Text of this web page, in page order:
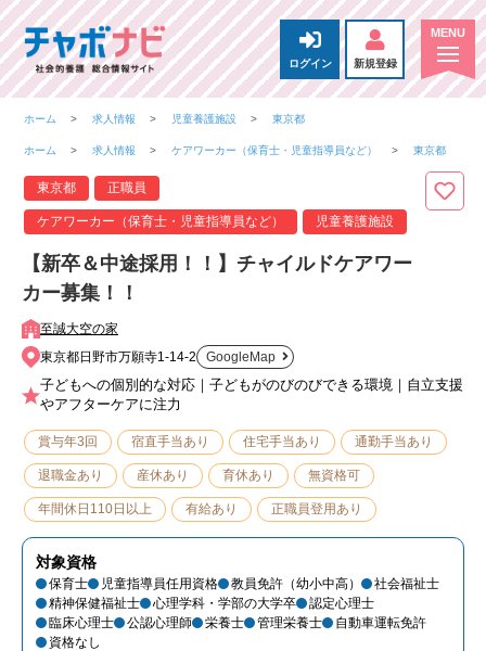
ログイン 新規登録
ホーム 求人情報 児童養護施設 東京都
ホーム 求人情報 ケアワーカー（保育士・児童指導員など） 東京都
東京都 正職員
ケアワーカー（保育士・児童指導員など） 児童養護施設
【新卒＆中途採用！！】チャイルドケアワー
カー募集！！
至誠大空の家
東京都日野市万願寺1-14-2
GoogleMap
子どもへの個別的な対応｜子どもがのびのびできる環境｜自立支援
やアフターケアに注力
賞与年3回 宿直手当あり 住宅手当あり 通勤手当あり
退職金あり 産休あり 育休あり 無資格可
年間休日110日以上 有給あり 正職員登用あり
対象資格
保育士 児童指導員任用資格 教員免許（幼小中高）
社会福祉士
精神保健福祉士
心理学科・学部の大学卒
認定心理士
臨床心理士
公認心理師 栄養士 管理栄養士
自動車運転免許
資格なし